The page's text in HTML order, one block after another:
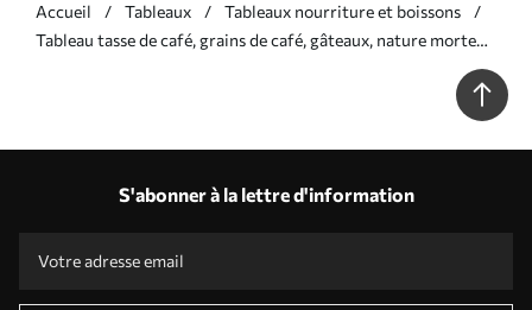
Accueil Tableaux
Tableaux nourriture et boissons
Tableau tasse de café, grains de café, gâteaux, nature morte
S'abonner à la lettre d'information